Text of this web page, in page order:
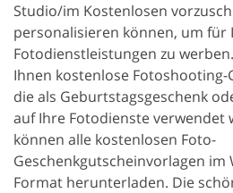
Studio/im Kostenlosen
personalisieren können, um für
Fotodienstleistungen zu
Ihnen kostenlose Fotoshooting-
die als Geburtstagsgeschenk
auf Ihre Fotodienste verwendet
können alle kostenlosen Foto-
Geschenkgutscheinvorlagen im
Format herunterladen. Die